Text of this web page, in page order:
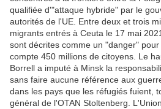
qualifiée d'"attaque hybride" par le
autorités de l'UE. Entre deux et trois
migrants entrés à Ceuta le 17 mai
sont décrites comme un "danger"
compte 450 millions de citoyens. Le
Borrell a imputé à Minsk la
sans faire aucune référence aux
dans les pays que les réfugiés fuient,
général de l'OTAN Stoltenberg.